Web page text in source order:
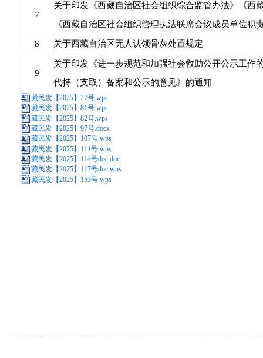
7
关于印发《西藏自治区社会组织综合监管办法》《西
《西藏自治区社会组织管理执法联席会议成员单位职
8 关于西藏自治区无人认领骨灰处置规定
9
关于印发《进一步规范和加强社会救助公开公示工作
代持（支取）备案和公示的意见》的通知
藏民发【2025】27号.wps
藏民发【2025】81号.wps
藏民发【2025】82号.wps
藏民发【2025】97号.docx
藏民发【2025】107号.wps
藏民发【2025】111号.wps
藏民发【2025】114号doc.doc
藏民发【2025】117号doc.wps
藏民发【2025】153号.wps